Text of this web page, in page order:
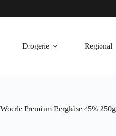
Drogerie Regional
Woerle Premium Bergkäse 45% 250g